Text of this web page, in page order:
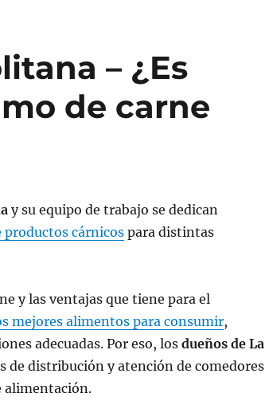
– ¿Es
de carne
y su equipo de trabajo se dedican
cárnicospara distintas
y las ventajas que tiene para el
mejores alimentos para consumir,
adecuadas. Por eso, los dueños de La
de distribución y atención de comedores
alimentación.